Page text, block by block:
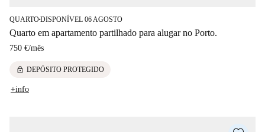
QUARTO■DISPONÍVEL 06 AGOSTO
Quarto em apartamento partilhado para alugar no Porto.
750 €/mês
lock DEPÓSITO PROTEGIDO
+info